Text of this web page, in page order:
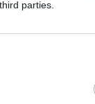
parties.